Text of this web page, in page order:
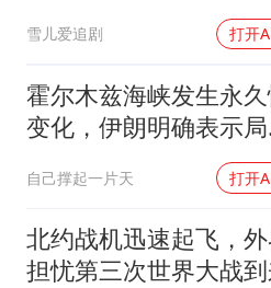
雪儿爱追剧 打开
霍尔木兹海峡发生永
变化，伊朗明确表示局
自己撑起一片天 打开
北约战机迅速起飞，
担忧第三次世界大战